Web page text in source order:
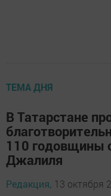
ТЕМА ДНЯ
В Татарстане
110 годовщины
Джалиля
Редакция, 13 октября